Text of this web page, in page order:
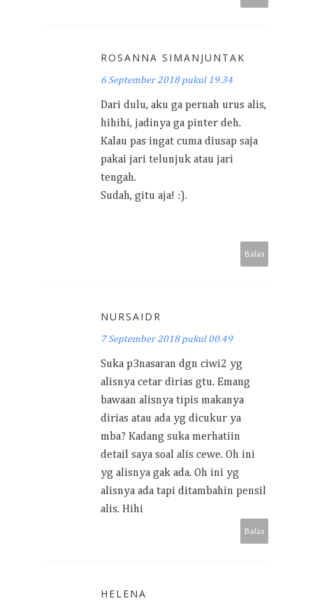
ROSANNA SIMANJUNTAK
6 September 2018 pukul 19.34
Dari dulu, aku ga pernah urus alis,
hihihi, jadinya ga pinter deh.
Kalau pas ingat cuma diusap saja
pakai jari telunjuk atau jari
tengah.
Sudah, gitu aja! :).
Balas
NURSAIDR
7 September 2018 pukul 00.49
Suka p3nasaran dgn ciwi2 yg
alisnya cetar dirias gtu. Emang
bawaan alisnya tipis makanya
dirias atau ada yg dicukur ya
mba? Kadang suka merhatiin
detail saya soal alis cewe. Oh ini
yg alisnya gak ada. Oh ini yg
alisnya ada tapi ditambahin pensil
alis. Hihi
Balas
HELENA